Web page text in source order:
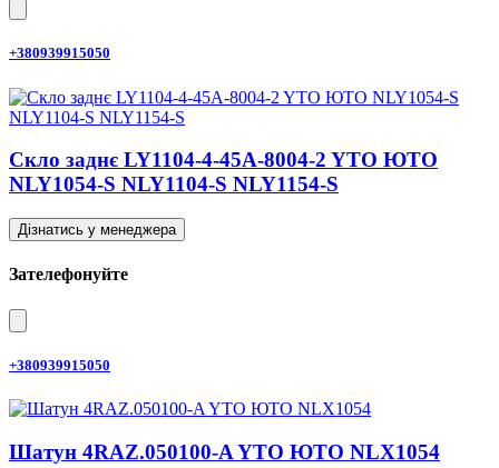
+380939915050
Скло заднє LY1104-4-45A-8004-2 YTO ЮТО
NLY1054-S NLY1104-S NLY1154-S
Дізнатись у менеджера
Зателефонуйте
+380939915050
Шатун 4RAZ.050100-A YTO ЮТО NLX1054